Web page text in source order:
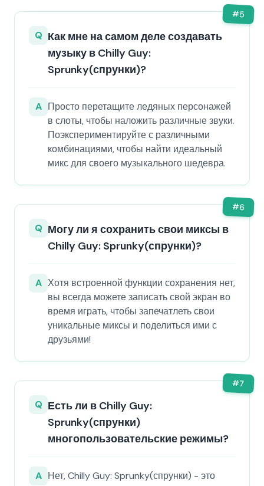
#5
Q Как мне на самом деле создавать
музыку в Chilly Guy:
Sprunky(спрунки)?
A Просто перетащите ледяных персонажей
в слоты, чтобы наложить различные звуки.
Поэкспериментируйте с различными
комбинациями, чтобы найти идеальный
микс для своего музыкального шедевра.
#6
Q Могу ли я сохранить свои миксы в
Chilly Guy: Sprunky(спрунки)?
A Хотя встроенной функции сохранения нет,
вы всегда можете записать свой экран во
время играть, чтобы запечатлеть свои
уникальные миксы и поделиться ими с
друзьями!
#7
Q Есть ли в Chilly Guy:
Sprunky(спрунки)
многопользовательские режимы?
A Нет, Chilly Guy: Sprunky(спрунки) - это